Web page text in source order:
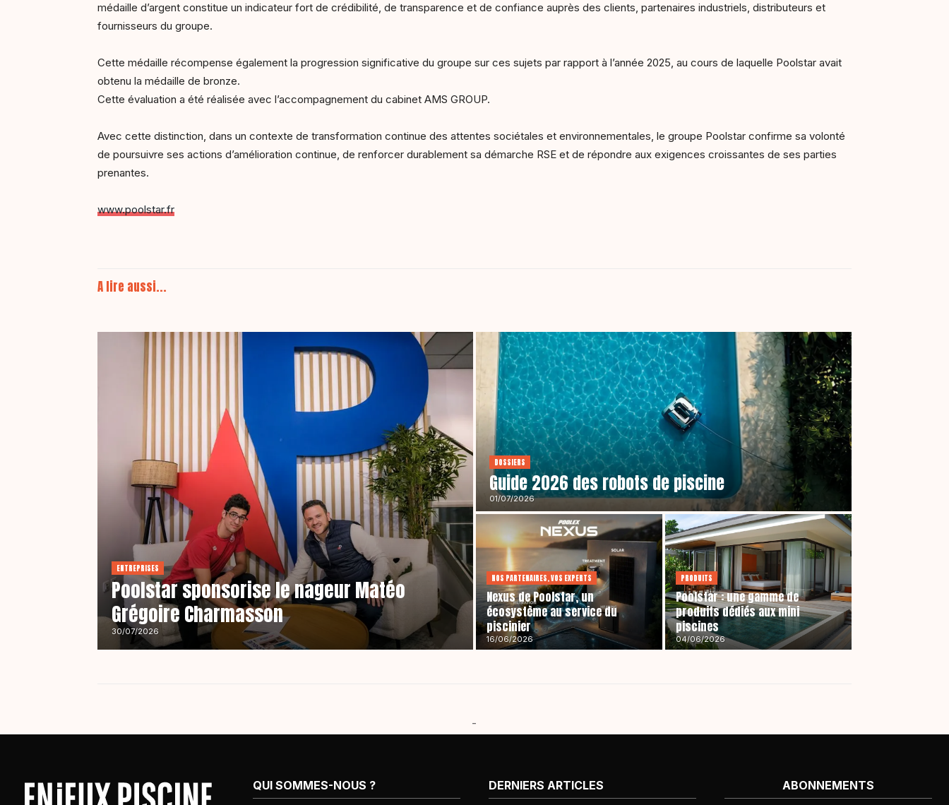
médaille d’argent constitue un indicateur fort de crédibilité, de transparence et de confiance auprès des clients, partenaires industriels, distributeurs et
fournisseurs du groupe.
Cette médaille récompense également la progression significative du groupe sur ces sujets par rapport à l’année 2025, au cours de laquelle Poolstar avait
obtenu la médaille de bronze.
Cette évaluation a été réalisée avec l’accompagnement du cabinet AMS GROUP.
Avec cette distinction, dans un contexte de transformation continue des attentes sociétales et environnementales, le groupe Poolstar confirme sa volonté
de poursuivre ses actions d’amélioration continue, de renforcer durablement sa démarche RSE et de répondre aux exigences croissantes de ses parties
prenantes.
www.poolstar.fr
A lire aussi...
ENTREPRISES
Poolstar sponsorise le nageur Matéo
Grégoire Charmasson
30/07/2026
DOSSIERS
Guide 2026 des robots de piscine
01/07/2026
NOS PARTENAIRES, VOS EXPERTS
Nexus de Poolstar, un
écosystème au service du
piscinier
16/06/2026
PRODUITS
Poolstar : une gamme de
produits dédiés aux mini
piscines
04/06/2026
-
QUI SOMMES-NOUS ? DERNIERS ARTICLES ABONNEMENTS